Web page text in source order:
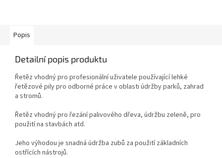
Popis
Detailní popis produktu
Řetěz vhodný pro profesionální uživatele používající lehké
řetězové pily pro odborné práce v oblasti údržby parků, zahrad
a stromů.
Řetěz vhodný pro řezání palivového dřeva, údržbu zeleně, pro
použití na stavbách atd.
Jeho výhodou je snadná údržba zubů za použití základních
ostřících nástrojů.